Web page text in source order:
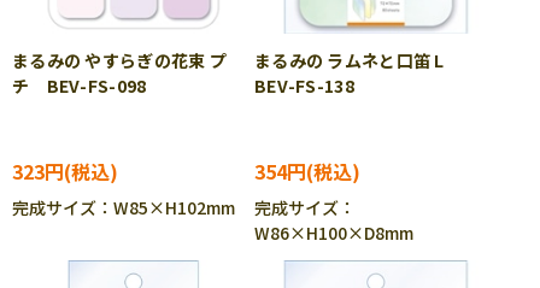
まるみの やすらぎの花束 プ
チ BEV-FS-098
323円
完成サイズ：W85×H102mm
まるみの ラムネと口笛 L
BEV-FS-138
354円
完成サイズ：
W86×H100×D8mm